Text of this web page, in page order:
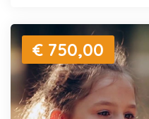
€ 750,00